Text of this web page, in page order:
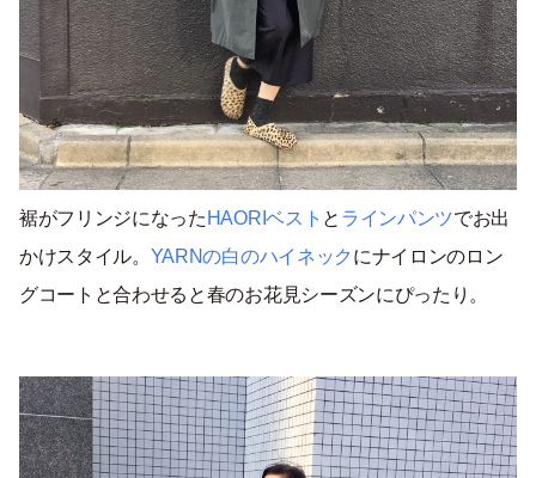
裾がフリンジになった HAORIベスト と ラインパンツでお出
かけスタイル。 YARNの白のハイネック にナイロンのロン
グコートと合わせると春のお花見シーズンにぴったり。